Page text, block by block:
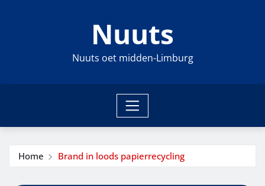
Nuuts
Nuuts oet midden-Limburg
Home Brand in loods papierrecycling